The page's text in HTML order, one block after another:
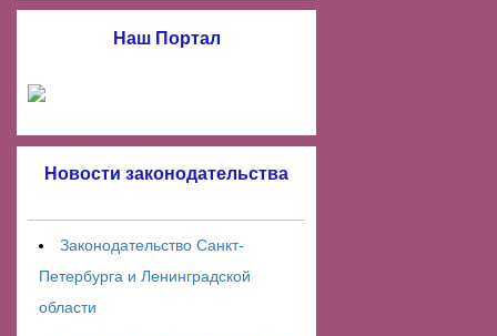
Наш Портал
Новости законодательства
Законодательство Санкт-
Петербурга и Ленинградской
области